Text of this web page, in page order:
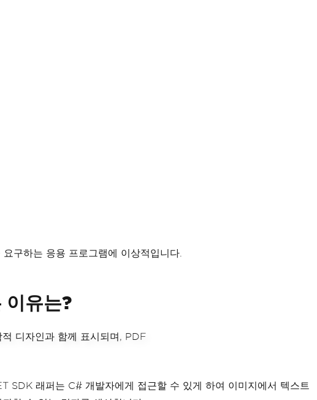
요구하는 응용 프로그램에 이상적입니다.
유는?
SDK 래퍼는 C# 개발자에게 접근할 수 있게 하여 이미지에서 텍스트